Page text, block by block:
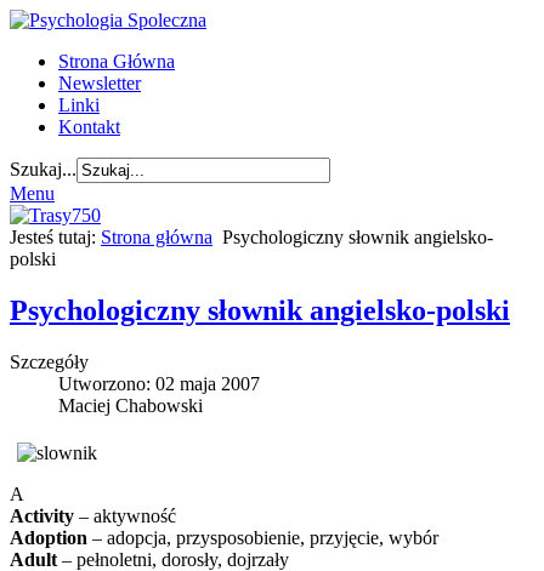
Strona Główna
Newsletter
Linki
Kontakt
Szukaj...
Menu
Jesteś tutaj: Strona główna Psychologiczny słownik angielsko-
polski
Psychologiczny słownik angielsko-polski
Szczegóły
Utworzono: 02 maja 2007
Maciej Chabowski
A
Activity – aktywność
Adoption – adopcja, przysposobienie, przyjęcie, wybór
Adult – pełnoletni, dorosły, dojrzały